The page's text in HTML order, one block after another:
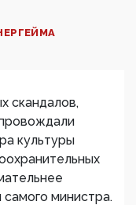
скандалов,
культуры
министра.